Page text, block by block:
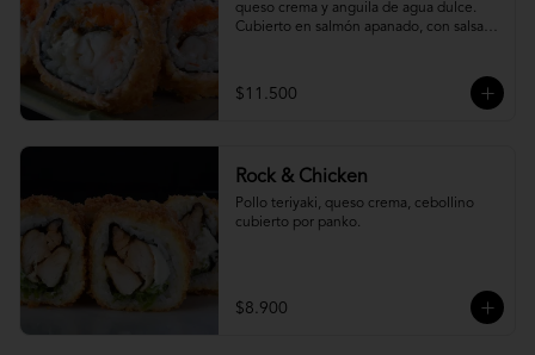
queso crema y anguila de agua dulce.
Cubierto en salmón apanado, con salsa
$11.500
Rock & Chicken
Pollo teriyaki, queso crema, cebollino
cubierto por panko.
$8.900